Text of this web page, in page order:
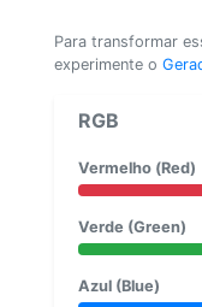
Para transformar
experimente o
RGB
Vermelho (Red)
Verde (Green)
Azul (Blue)